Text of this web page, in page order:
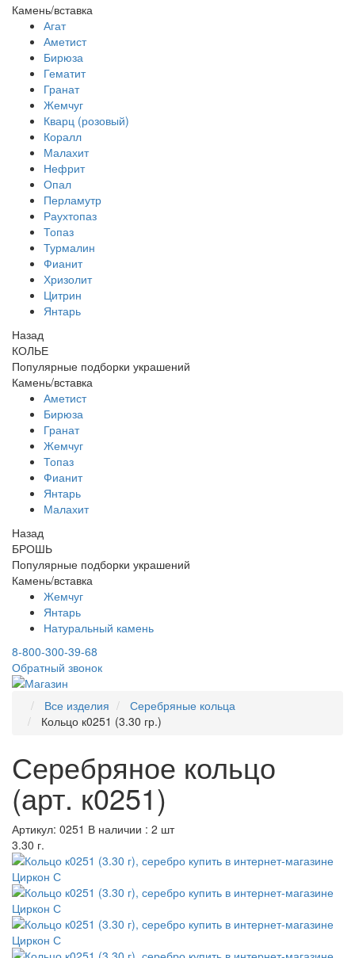
Камень/вставка
Агат
Аметист
Бирюза
Гематит
Гранат
Жемчуг
Кварц (розовый)
Коралл
Малахит
Нефрит
Опал
Перламутр
Раухтопаз
Топаз
Турмалин
Фианит
Хризолит
Цитрин
Янтарь
Назад
КОЛЬЕ
Популярные подборки украшений
Камень/вставка
Аметист
Бирюза
Гранат
Жемчуг
Топаз
Фианит
Янтарь
Малахит
Назад
БРОШЬ
Популярные подборки украшений
Камень/вставка
Жемчуг
Янтарь
Натуральный камень
8-800-300-39-68
Обратный звонок
Все изделия
Серебряные кольца
Кольцо к0251 (3.30 гр.)
Серебряное кольцо
(арт. к0251)
Артикул: 0251 В наличии : 2 шт
3.30 г.